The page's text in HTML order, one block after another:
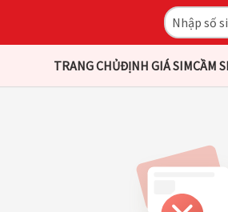
TRANG CHỦĐỊNH GIÁ SIMCẦM